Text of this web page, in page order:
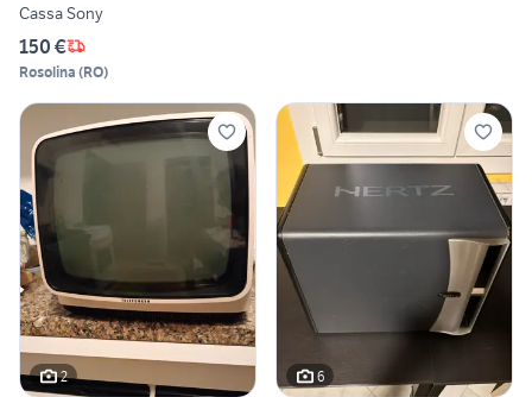
Cassa Sony
150 €
Rosolina (RO)
2 6